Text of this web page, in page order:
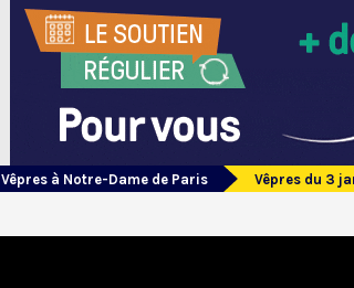
Vêpres à Notre-Dame de Paris Vêpres du 3